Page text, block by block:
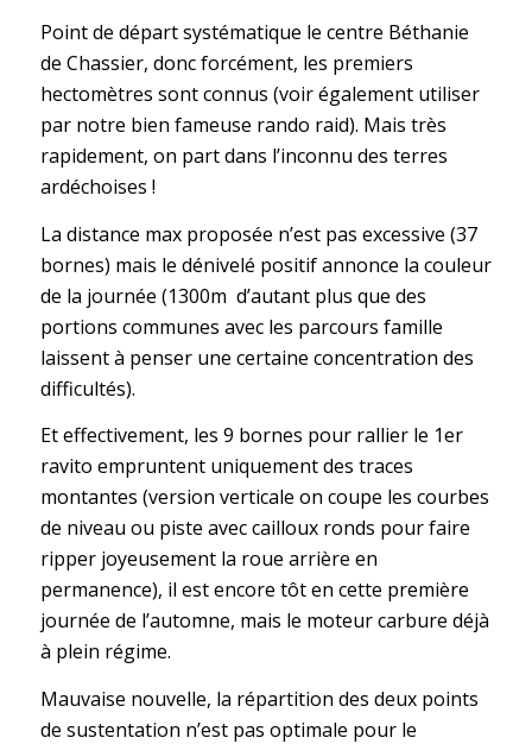
Point de départ systématique le centre Béthanie
de Chassier, donc forcément, les premiers
hectomètres sont connus (voir également utiliser
par notre bien fameuse rando raid). Mais très
rapidement, on part dans l’inconnu des terres
ardéchoises !
La distance max proposée n’est pas excessive (37
bornes) mais le dénivelé positif annonce la couleur
de la journée (1300m d’autant plus que des
portions communes avec les parcours famille
laissent à penser une certaine concentration des
difficultés).
Et effectivement, les 9 bornes pour rallier le 1er
ravito empruntent uniquement des traces
montantes (version verticale on coupe les courbes
de niveau ou piste avec cailloux ronds pour faire
ripper joyeusement la roue arrière en
permanence), il est encore tôt en cette première
journée de l’automne, mais le moteur carbure déjà
à plein régime.
Mauvaise nouvelle, la répartition des deux points
de sustentation n’est pas optimale pour le